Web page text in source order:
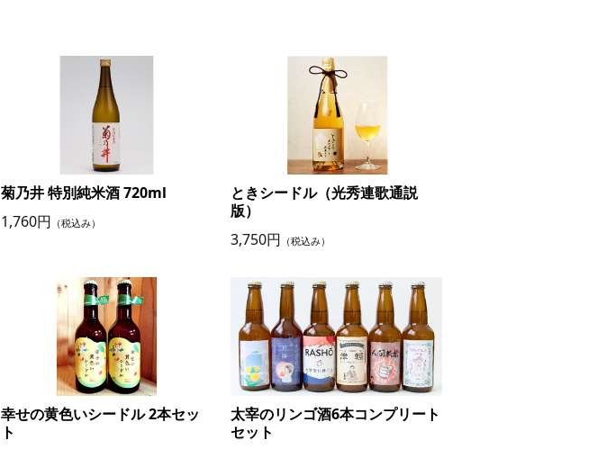
菊乃井 特別純米酒 720ml
1,760円 （税込み）
ときシードル（光秀連歌通説
版）
3,750円 （税込み）
幸せの黄色いシードル 2本セッ
ト
太宰のリンゴ酒6本コンプリート
セット